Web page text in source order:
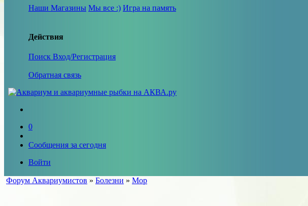
Наши Магазины Мы все :) Игра на память
Действия
Поиск Вход/Регистрация
Обратная связь
0
Сообщения за сегодня
Войти
Форум Аквариумистов » Болезни » Мор